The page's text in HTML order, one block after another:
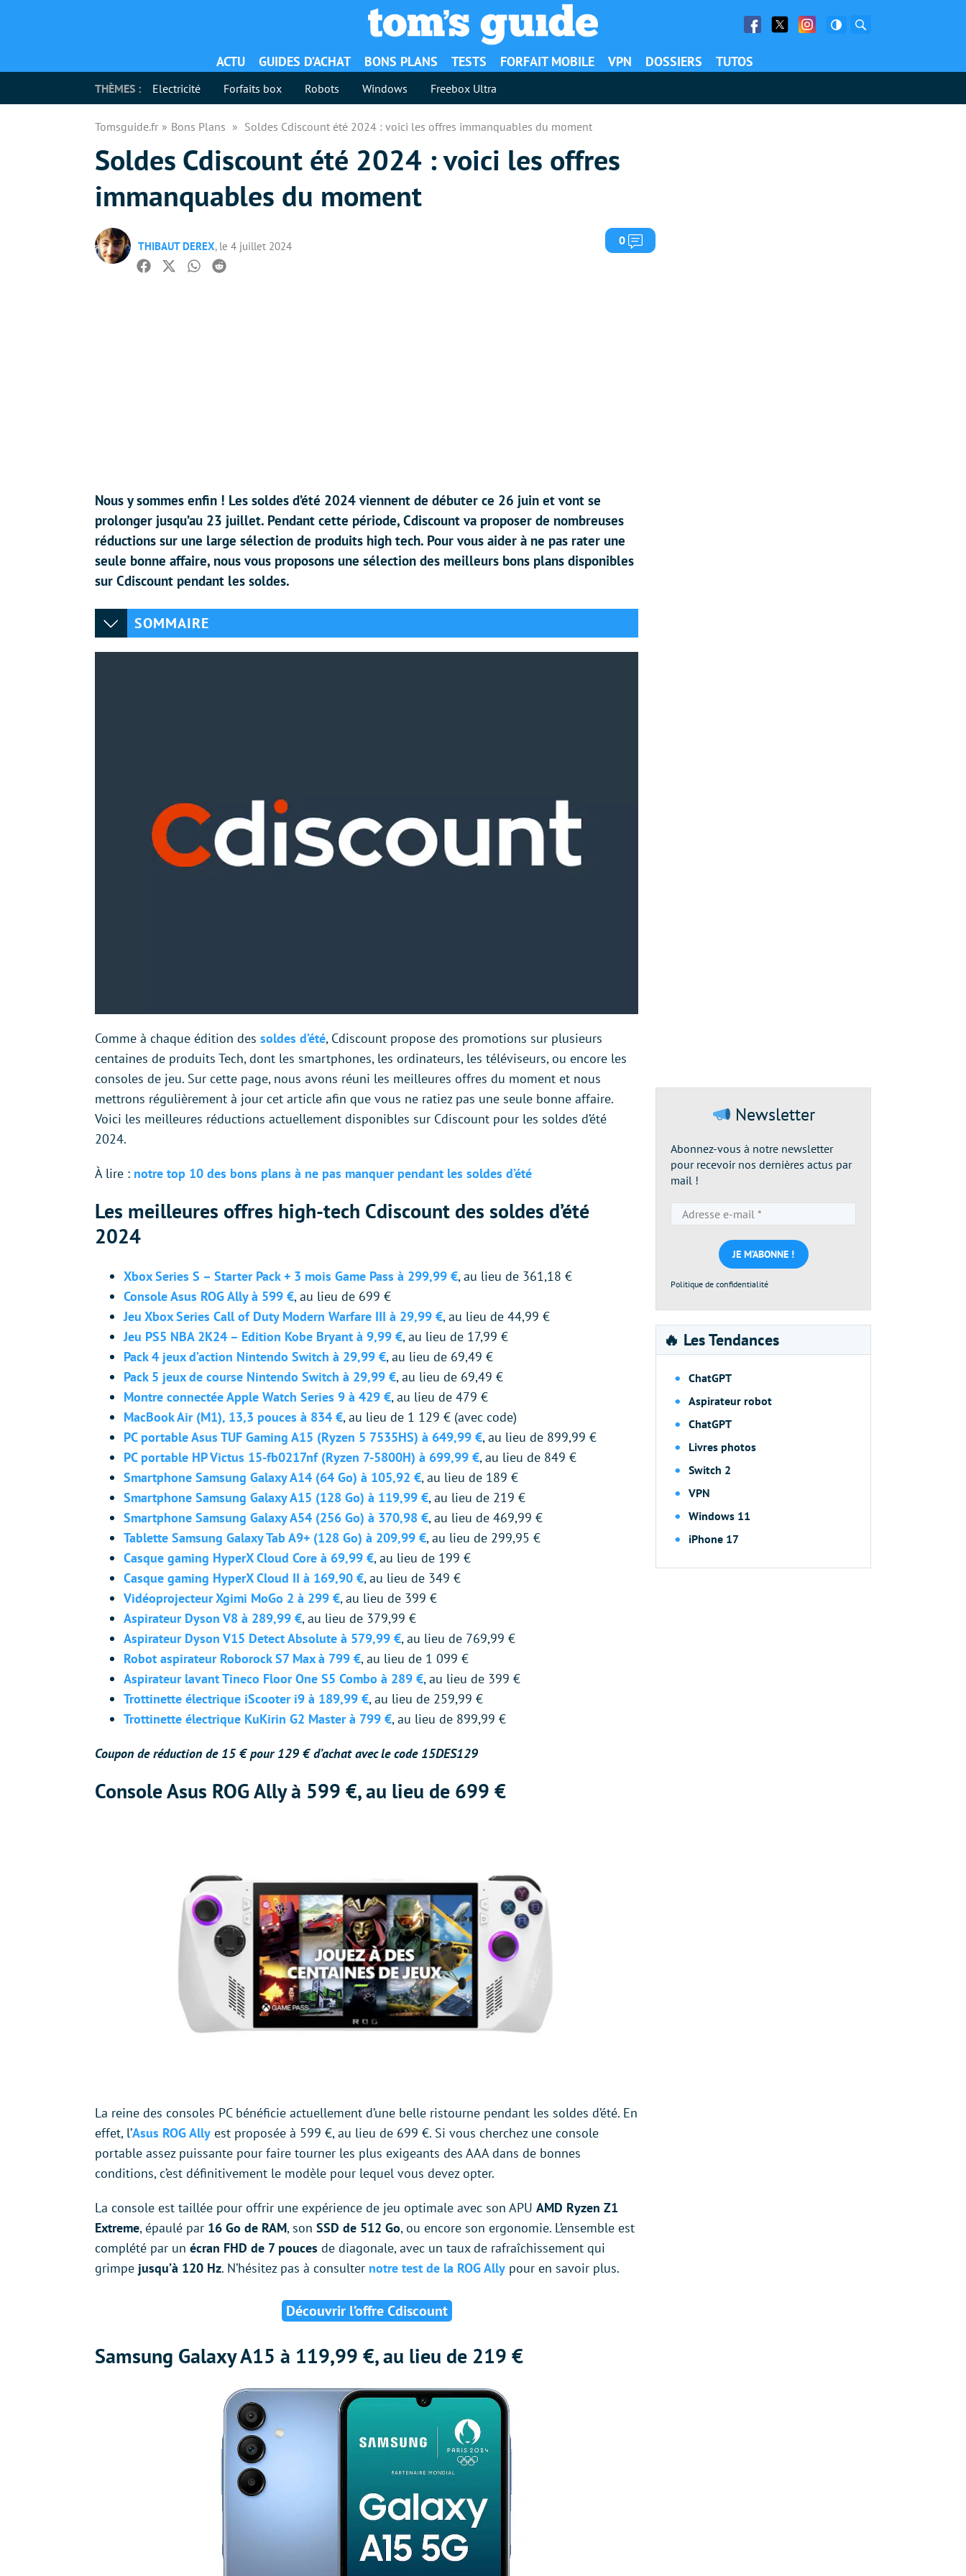
Facebook
Twitter Facebook
ACTU GUIDES D’ACHAT BONS PLANS TESTS FORFAIT MOBILE VPN DOSSIERS TUTOS
THÈMES : Electricité Forfaits box Robots Windows Freebox Ultra
Tomsguide.fr Bons Plans Soldes Cdiscount été 2024 : voici les offres immanquables du moment
Soldes Cdiscount été 2024 : voici les offres
immanquables du moment
THIBAUT DEREX, le 4 juillet 2024 0 Commentaires
Facebook
TwitterWhatsapp
Reddit
Nous y sommes enfin ! Les soldes d’été 2024 viennent de débuter ce 26 juin et vont se
prolonger jusqu’au 23 juillet. Pendant cette période, Cdiscount va proposer de nombreuses
réductions sur une large sélection de produits high tech. Pour vous aider à ne pas rater une
seule bonne affaire, nous vous proposons une sélection des meilleurs bons plans disponibles
sur Cdiscount pendant les soldes.
SOMMAIRE
Comme à chaque édition des soldes d’été, Cdiscount propose des promotions sur plusieurs
centaines de produits Tech, dont les smartphones, les ordinateurs, les téléviseurs, ou encore les
consoles de jeu. Sur cette page, nous avons réuni les meilleures offres du moment et nous
mettrons régulièrement à jour cet article afin que vous ne ratiez pas une seule bonne affaire.
Voici les meilleures réductions actuellement disponibles sur Cdiscount pour les soldes d’été
2024.
À lire : notre top 10 des bons plans à ne pas manquer pendant les soldes d’été
Les meilleures offres high-tech Cdiscount des soldes d’été
2024
Xbox Series S – Starter Pack + 3 mois Game Pass à 299,99 €, au lieu de 361,18 €
Console Asus ROG Ally à 599 €, au lieu de 699 €
Jeu Xbox Series Call of Duty Modern Warfare III à 29,99 €, au lieu de 44,99 €
Jeu PS5 NBA 2K24 – Edition Kobe Bryant à 9,99 €, au lieu de 17,99 €
Pack 4 jeux d’action Nintendo Switch à 29,99 €, au lieu de 69,49 €
Pack 5 jeux de course Nintendo Switch à 29,99 €, au lieu de 69,49 €
Montre connectée Apple Watch Series 9 à 429 €, au lieu de 479 €
MacBook Air (M1), 13,3 pouces à 834 €, au lieu de 1 129 € (avec code)
PC portable Asus TUF Gaming A15 (Ryzen 5 7535HS) à 649,99 €, au lieu de 899,99 €
PC portable HP Victus 15-fb0217nf (Ryzen 7-5800H) à 699,99 €, au lieu de 849 €
Smartphone Samsung Galaxy A14 (64 Go) à 105,92 €, au lieu de 189 €
Smartphone Samsung Galaxy A15 (128 Go) à 119,99 €, au lieu de 219 €
Smartphone Samsung Galaxy A54 (256 Go) à 370,98 €, au lieu de 469,99 €
Tablette Samsung Galaxy Tab A9+ (128 Go) à 209,99 €, au lieu de 299,95 €
Casque gaming HyperX Cloud Core à 69,99 €, au lieu de 199 €
Casque gaming HyperX Cloud II à 169,90 €, au lieu de 349 €
Vidéoprojecteur Xgimi MoGo 2 à 299 €, au lieu de 399 €
Aspirateur Dyson V8 à 289,99 €, au lieu de 379,99 €
Aspirateur Dyson V15 Detect Absolute à 579,99 €, au lieu de 769,99 €
Robot aspirateur Roborock S7 Max à 799 €, au lieu de 1 099 €
Aspirateur lavant Tineco Floor One S5 Combo à 289 €, au lieu de 399 €
Trottinette électrique iScooter i9 à 189,99 €, au lieu de 259,99 €
Trottinette électrique KuKirin G2 Master à 799 €, au lieu de 899,99 €
Coupon de réduction de 15 € pour 129 € d’achat avec le code 15DES129
Console Asus ROG Ally à 599 €, au lieu de 699 €
La reine des consoles PC bénéficie actuellement d’une belle ristourne pendant les soldes d’été. En
effet, l’Asus ROG Ally est proposée à 599 €, au lieu de 699 €. Si vous cherchez une console
portable assez puissante pour faire tourner les plus exigeants des AAA dans de bonnes
conditions, c’est définitivement le modèle pour lequel vous devez opter.
La console est taillée pour offrir une expérience de jeu optimale avec son APU AMD Ryzen Z1
Extreme, épaulé par 16 Go de RAM, son SSD de 512 Go, ou encore son ergonomie. L’ensemble est
complété par un écran FHD de 7 pouces de diagonale, avec un taux de rafraîchissement qui
grimpe jusqu’à 120 Hz. N’hésitez pas à consulter notre test de la ROG Ally pour en savoir plus.
Découvrir l’offre Cdiscount
Samsung Galaxy A15 à 119,99 €, au lieu de 219 €
Newsletter
Abonnez-vous à notre newsletter
pour recevoir nos dernières actus par
mail !
e-
mail
*
Politique de confidentialité
🔥 Les Tendances
ChatGPT
Aspirateur robot
ChatGPT
Livres photos
Switch 2
VPN
Windows 11
iPhone 17